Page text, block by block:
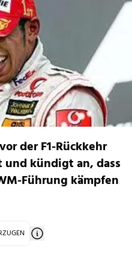
der F1-Rückkehr
und kündigt an, dass
Führung kämpfen